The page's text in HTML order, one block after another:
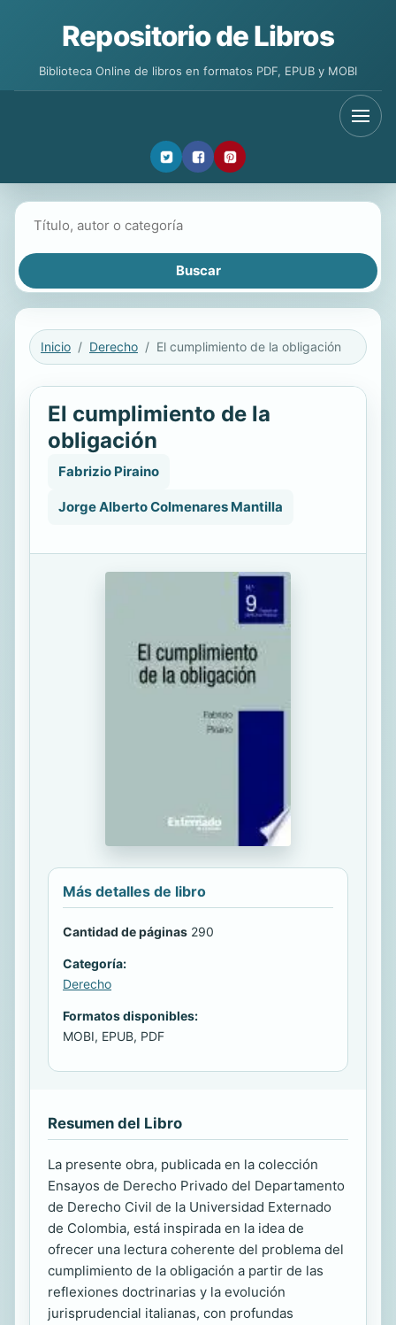
Repositorio de Libros
Biblioteca Online de libros en formatos PDF, EPUB y MOBI
Inicio Derecho El cumplimiento de la obligación
El cumplimiento de la
obligación
Fabrizio Piraino
Jorge Alberto Colmenares Mantilla
Más detalles de libro
Cantidad de páginas 290
Categoría:
Derecho
Formatos disponibles:
MOBI, EPUB, PDF
Resumen del Libro
La presente obra, publicada en la colección
Ensayos de Derecho Privado del Departamento
de Derecho Civil de la Universidad Externado
de Colombia, está inspirada en la idea de
ofrecer una lectura coherente del problema del
cumplimiento de la obligación a partir de las
reflexiones doctrinarias y la evolución
jurisprudencial italianas, con profundas